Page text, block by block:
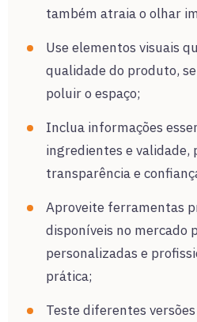
também atraia o olhar
Use elementos visuais
qualidade do produto,
poluir o espaço;
Inclua informações
ingredientes e validade,
transparência e
Aproveite ferramentas
disponíveis no mercado
personalizadas e
prática;
Teste diferentes